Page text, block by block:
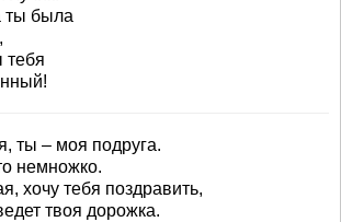
ты была
тебя
ты – моя подруга.
немножко.
хочу тебя поздравить,
твоя дорожка.